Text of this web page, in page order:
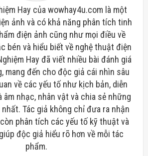
Hay của wowhay4u.com là một
ảnh và có khả năng phân tích tinh
điện ảnh cũng như mọi điều về
bén và hiểu biết về nghệ thuật điện
Hay đã viết nhiều bài đánh giá
mang đến cho độc giả cái nhìn sâu
về các yếu tố như kịch bản, diễn
âm nhạc, nhân vật và chia sẻ những
nhất. Tác giả không chỉ đưa ra nhận
phân tích các yếu tố kỹ thuật và
độc giả hiểu rõ hơn về mỗi tác
phẩm.